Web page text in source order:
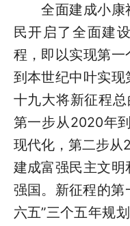
全面建成小康
民开启了全面建
程，即以实现第一
到本世纪中叶实
十九大将新征程总
第一步从2020年
现代化，第二步从
建成富强民主文
强国。新征程的第
六五”三个五年规